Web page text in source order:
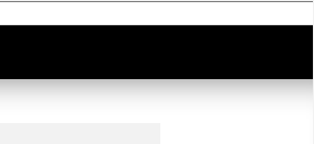
GP
luciolopezgp